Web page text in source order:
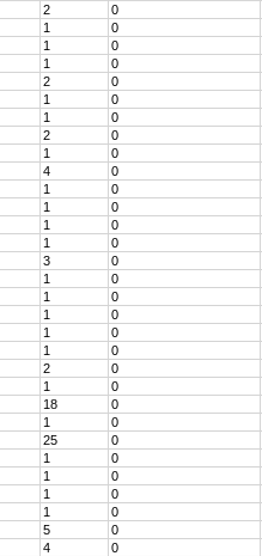
2
0
1
0
1
0
1
0
2
0
1
0
1
0
2
0
1
0
4
0
1
0
1
0
1
0
1
0
3
0
1
0
1
0
1
0
1
0
1
0
2
0
1
0
18
0
1
0
25
0
1
0
1
0
1
0
1
0
5
0
4
0